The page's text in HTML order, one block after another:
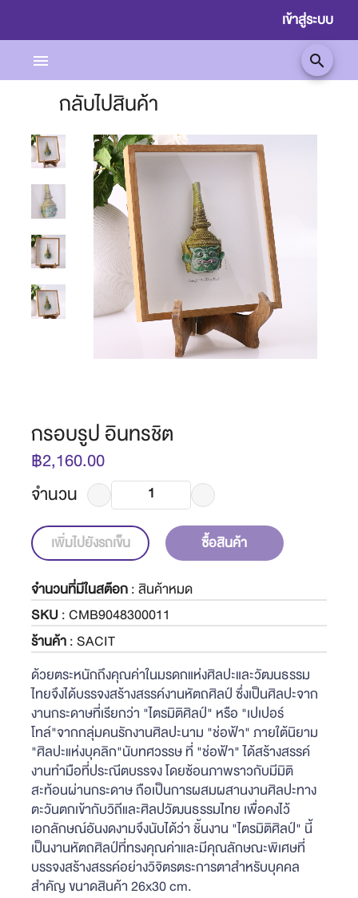
เข้าสู่ระบบ
menu search
กลับไปสินค้า
กรอบรูป อินทรชิต
฿2,160.00
จำนวน
เพิ่มไปยังรถเข็น ซื้อสินค้า
จำนวนที่มีในสต๊อก:สินค้าหมด
SKU: CMB9048300011
ร้านค้า: SACIT
ด้วยตระหนักถึงคุณค่าในมรดกแห่งศิลปะและวัฒนธรรม
ไทยจึงได้บรรจงสร้างสรรค์งานหัตถศิลป์ ซึ่งเป็นศิลปะจาก
งานกระดาษที่เรียกว่า "ไตรมิติศิลป์" หรือ "เปเปอร์
โทล์"จากกลุ่มคนรักงานศิลปะนาม "ช่อฟ้า" ภายใต้นิยาม
"ศิลปะแห่งบุคลิก"นับทศวรรษ ที่ "ช่อฟ้า" ได้สร้างสรรค์
งานทำมือที่ประณีตบรรจง โดยซ้อนภาพราวกับมีมิติ
สะท้อนผ่านกระดาษ ถือเป็นการผสมผสานงานศิลปะทาง
ตะวันตกเข้ากับวิถีและศิลปวัฒนธรรมไทย เพื่อคงไว้
เอกลักษณ์อันงดงามจึงนับได้ว่า ชิ้นงาน "ไตรมิติศิลป์" นี้
เป็นงานหัตถศิลป์ที่ทรงคุณค่าและมีคุณลักษณะพิเศษที่
บรรจงสร้างสรรค์อย่างวิจิตรตระการตาสำหรับบุคคล
สำคัญ ขนาดสินค้า 26x30 cm.